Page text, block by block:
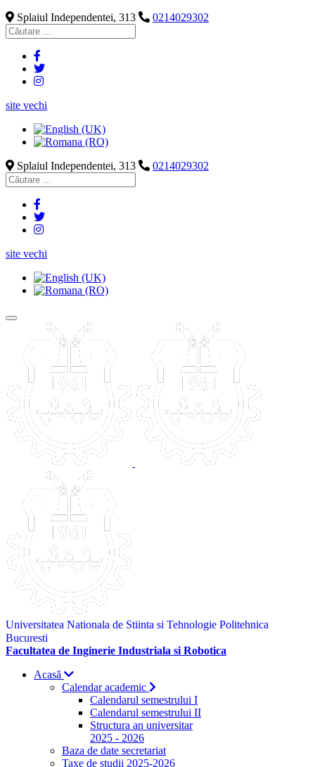
Splaiul Independentei, 313
0214029302
site vechi
Splaiul Independentei, 313 0214029302
site vechi
Universitatea Nationala de Stiinta si Tehnologie Politehnica
Bucuresti
Facultatea de Inginerie Industriala si Robotica
Acasă
Calendar academic
Calendarul semestrului I
Calendarul semestrului II
Structura an universitar
2025 - 2026
Baza de date secretariat
Taxe de studii 2025-2026